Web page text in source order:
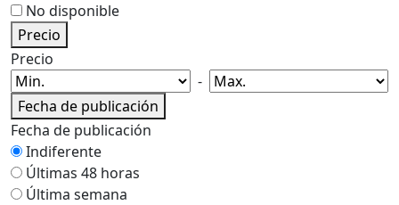
No disponible
Precio
Precio
-
Fecha de publicación
Fecha de publicación
Indiferente
Últimas 48 horas
Última semana